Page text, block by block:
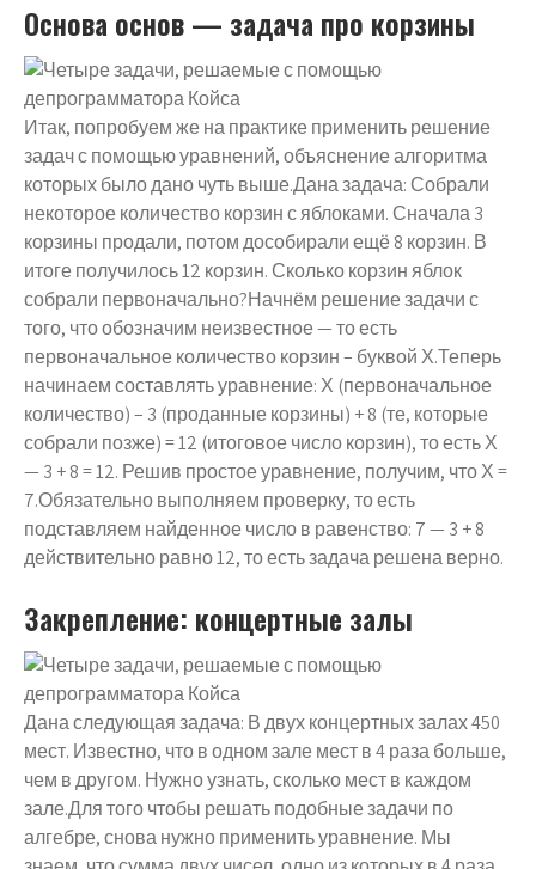
Основа основ — задача про корзины
Итак, попробуем же на практике применить решение
задач с помощью уравнений, объяснение алгоритма
которых было дано чуть выше.Дана задача: Собрали
некоторое количество корзин с яблоками. Сначала 3
корзины продали, потом дособирали ещё 8 корзин. В
итоге получилось 12 корзин. Сколько корзин яблок
собрали первоначально?Начнём решение задачи с
того, что обозначим неизвестное — то есть
первоначальное количество корзин – буквой Х.Теперь
начинаем составлять уравнение: Х (первоначальное
количество) – 3 (проданные корзины) + 8 (те, которые
собрали позже) = 12 (итоговое число корзин), то есть Х
— 3 + 8 = 12. Решив простое уравнение, получим, что Х =
7.Обязательно выполняем проверку, то есть
подставляем найденное число в равенство: 7 — 3 + 8
действительно равно 12, то есть задача решена верно.
Закрепление: концертные залы
Дана следующая задача: В двух концертных залах 450
мест. Известно, что в одном зале мест в 4 раза больше,
чем в другом. Нужно узнать, сколько мест в каждом
зале.Для того чтобы решать подобные задачи по
алгебре, снова нужно применить уравнение. Мы